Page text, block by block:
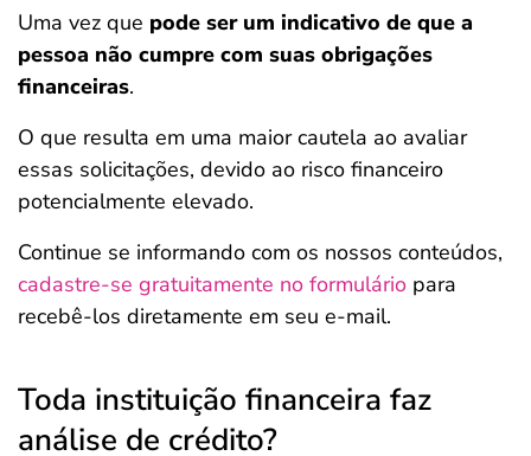
Uma vez que pode ser um indicativo de que a
pessoa não cumpre com suas obrigações
financeiras.
O que resulta em uma maior cautela ao avaliar
essas solicitações, devido ao risco financeiro
potencialmente elevado.
Continue se informando com os nossos conteúdos,
cadastre-se gratuitamente no formulário para
recebê-los diretamente em seu e-mail.
Toda instituição financeira faz
análise de crédito?